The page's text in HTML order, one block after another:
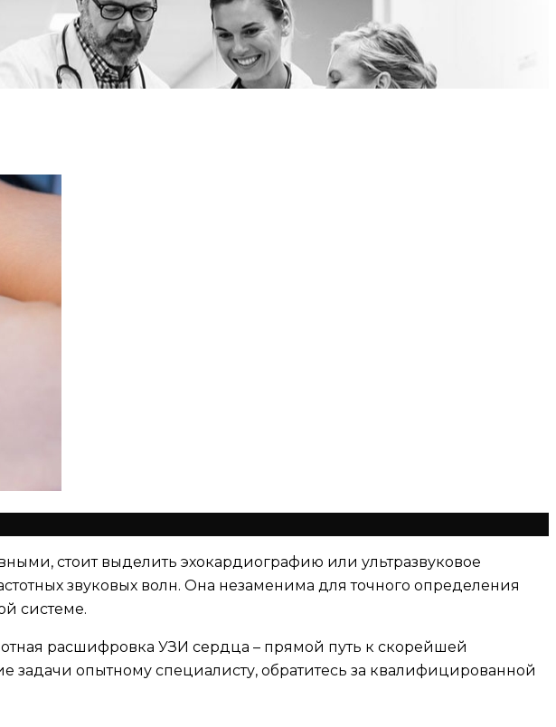
стоит выделить эхокардиографию или ультразвуковое
звуковых волн. Она незаменима для точного определения
системе.
расшифровка УЗИ сердца – прямой путь к скорейшей
задачи опытному специалисту, обратитесь за квалифицированной